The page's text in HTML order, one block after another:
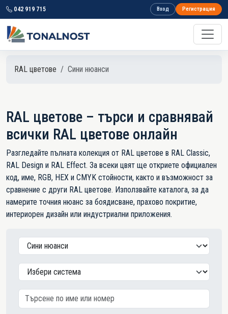
042 919 715 Вход Регистрация
RAL цветове Сини нюанси
RAL цветове – търси и сравнявай
всички RAL цветове онлайн
Разгледайте пълната колекция от RAL цветове в RAL Classic,
RAL Design и RAL Effect. За всеки цвят ще откриете официален
код, име, RGB, HEX и CMYK стойности, както и възможност за
сравнение с други RAL цветове. Използвайте каталога, за да
намерите точния нюанс за боядисване, прахово покритие,
интериорен дизайн или индустриални приложения.